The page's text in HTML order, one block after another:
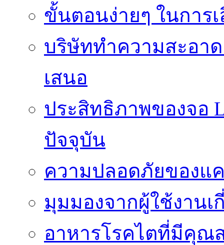
ขั้นตอนง่ายๆ ในการ
บริษัททำความสะอา
เสนอ
ประสิทธิภาพของจอ
ปัจจุบัน
ความปลอดภัยของแ
มุมมองจากผู้ใช้งาน
อาหารโรคไตที่มีคุณ